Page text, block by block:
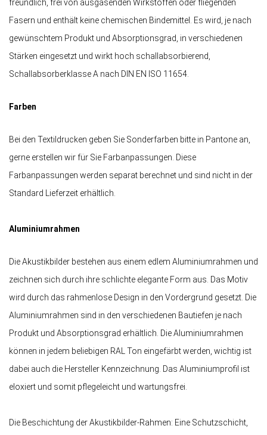
freundlich, frei von ausgasenden Wirkstoffen oder fliegenden
Fasern und enthält keine chemischen Bindemittel. Es wird, je nach
gewünschtem Produkt und Absorptionsgrad, in verschiedenen
Stärken eingesetzt und wirkt hoch schallabsorbierend,
Schallabsorberklasse A nach DIN EN ISO 11654.
Farben
Bei den Textildrucken geben Sie Sonderfarben bitte in Pantone an,
gerne erstellen wir für Sie Farbanpassungen. Diese
Farbanpassungen werden separat berechnet und sind nicht in der
Standard Lieferzeit erhältlich.
Aluminiumrahmen
Die Akustikbilder bestehen aus einem edlem Aluminiumrahmen und
zeichnen sich durch ihre schlichte elegante Form aus. Das Motiv
wird durch das rahmenlose Design in den Vordergrund gesetzt. Die
Aluminiumrahmen sind in den verschiedenen Bautiefen je nach
Produkt und Absorptionsgrad erhältlich. Die Aluminiumrahmen
können in jedem beliebigen RAL Ton eingefärbt werden, wichtig ist
dabei auch die Hersteller Kennzeichnung. Das Aluminiumprofil ist
eloxiert und somit pflegeleicht und wartungsfrei.
Die Beschichtung der Akustikbilder-Rahmen: Eine Schutzschicht,